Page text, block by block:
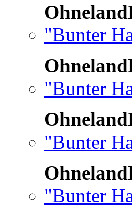
"Bunter
"Bunter
"Bunter
"Bunter